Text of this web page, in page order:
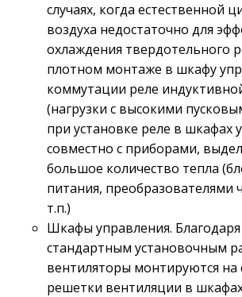
случаях, когда естественной
воздуха недостаточно для
охлаждения твердотельного
плотном монтаже в шкафу
коммутации реле
(нагрузки с высокими
при установке реле в шкафах
совместно с приборами,
большое количество тепла
питания, преобразователями
т.п.)
Шкафы управления. Благодаря
стандартным установочным
вентиляторы монтируются на
решетки вентиляции в